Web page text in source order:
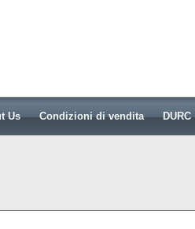
Us Condizioni di vendita DURC